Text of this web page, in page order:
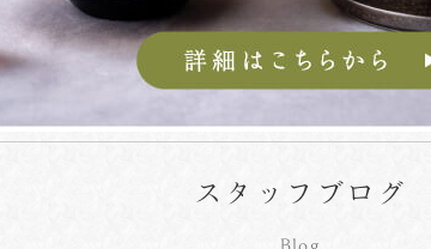
スタッフブログ
Blog